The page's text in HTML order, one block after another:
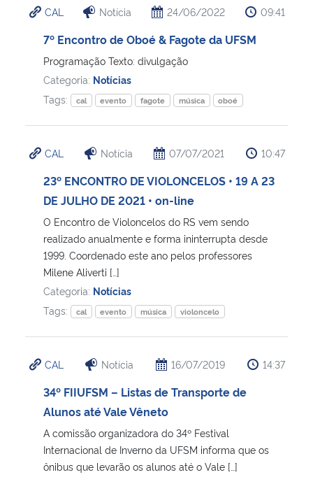
Ministério da Cidadania
Ministério de Minas e Energia
Ministério da Ciência, Tecnologia, Inovações e Comunicações
Ministério do Meio Ambiente
Ministério do Turismo
Ministério do Desenvolvimento Regional
Controladoria-Geral da União
Ministério da Mulher, da Família e dos Direitos Humanos
Gabinete de Segurança Institucional
Advocacia-Geral da União
CAL Notícia 24/06/2022 09:41
7º Encontro de Oboé & Fagote da UFSM
Programação Texto: divulgação
Categoria: Notícias
Tags:
cal evento fagote música oboé
CAL Notícia 07/07/2021 10:47
23º ENCONTRO DE VIOLONCELOS • 19 A 23
DE JULHO DE 2021 • on-line
O Encontro de Violoncelos do RS vem sendo
realizado anualmente e forma ininterrupta desde
1999. Coordenado este ano pelos professores
Milene Aliverti […]
Categoria: Notícias
Tags:
cal evento música violoncelo
CAL Notícia 16/07/2019 14:37
34º FIIUFSM – Listas de Transporte de
Alunos até Vale Vêneto
A comissão organizadora do 34º Festival
Internacional de Inverno da UFSM informa que os
ônibus que levarão os alunos até o Vale […]